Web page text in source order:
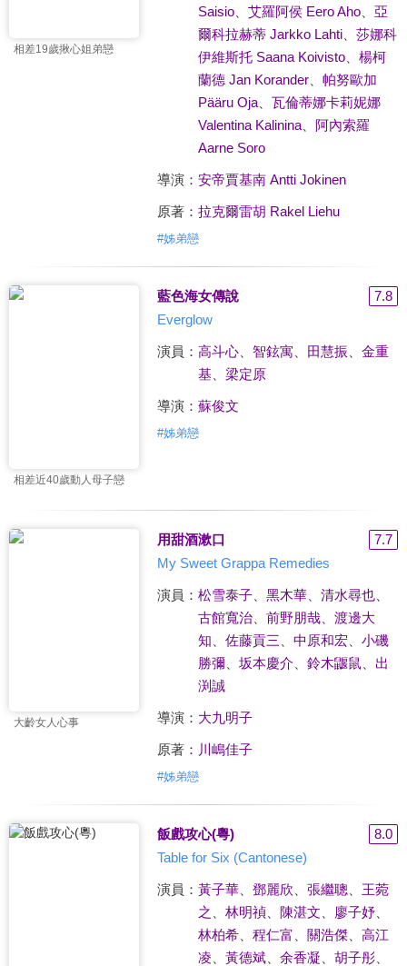
相差19歲揪心姐弟戀
Saisio、 艾羅阿侯 Eero Aho、 亞
爾科拉赫蒂 Jarkko Lahti、 莎娜科
伊維斯托 Saana Koivisto、 楊柯
蘭德 Jan Korander、 帕努歐加
Pääru Oja、 瓦倫蒂娜卡莉妮娜
Valentina Kalinina、 阿內索羅
Aarne Soro
導演： 安帝賈基南 Antti Jokinen
原著： 拉克爾雷胡 Rakel Liehu
#姊弟戀
相差近40歲動人母子戀
藍色海女傳說
7.8
Everglow
演員： 高斗心、 智鉉寓 田慧振
金重
基、 梁定原
導演： 蘇俊文
#姊弟戀
大齡女人心事
用甜酒漱口
7.7
My Sweet Grappa Remedies
演員： 松雪泰子、 黑木華、 清水尋也、
古館寬治、 前野朋哉、 渡邊大
知
佐藤貢三 中原和宏
小磯
勝彌、 坂本慶介 鈴木鼴鼠
出
渕誠
導演： 大九明子
原著： 川嶋佳子
#姊弟戀
飯戲攻心(粵)
8.0
Table for Six (Cantonese)
演員： 黃子華、 鄧麗欣 張繼聰
王菀
之
林明禎、 陳湛文 廖子妤、
林柏希、 程仁富 關浩傑、 高江
凌
黃德斌、 余香凝 胡子彤、